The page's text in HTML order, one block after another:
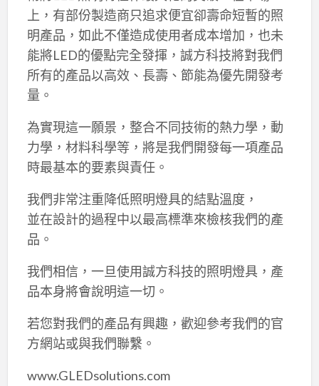
上，有部份製造商只追求便宜卻壽命短暫的照
明產品，如此不僅造成使用者成本增加，也未
能將LED的優點完全發揮，誠方科技將對我們
所有的產品以高效、長壽、節能為優先開發考
量。
為實現這一願景，整合不同技術的熱力學，動
力學，材料科學等，將是我們開發每一項產品
時最基本的要素與責任。
我們非常注重降低照明燈具的結點溫度，
並在設計的過程中以最高標準來檢核我們的產
品。
我們相信，一旦使用誠方科技的照明燈具，產
品本身將會說明這一切。
若您對我們的產品有興趣，歡迎參考我們的官
方網站或與我們聯繫。
www.GLEDsolutions.com